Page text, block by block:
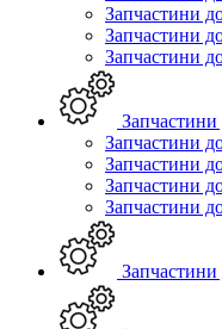
Запчастини
Запчастини
Запчастини
Запчастини
Запчастини
Запчастини
Запчастини
Запчастини